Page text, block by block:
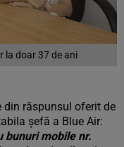
la doar 37 de ani
din răspunsul oferit de
șefă a Blue Air:
bunuri mobile nr.